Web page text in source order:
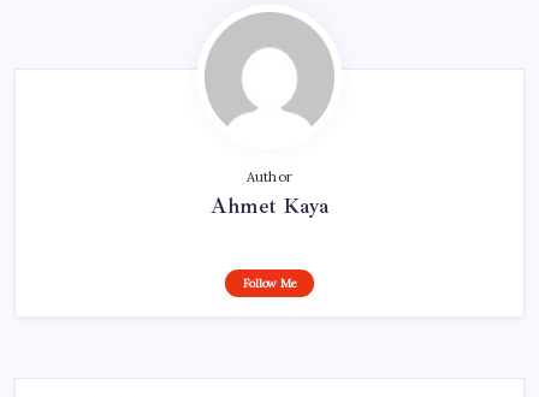
Author
Ahmet Kaya
Follow Me